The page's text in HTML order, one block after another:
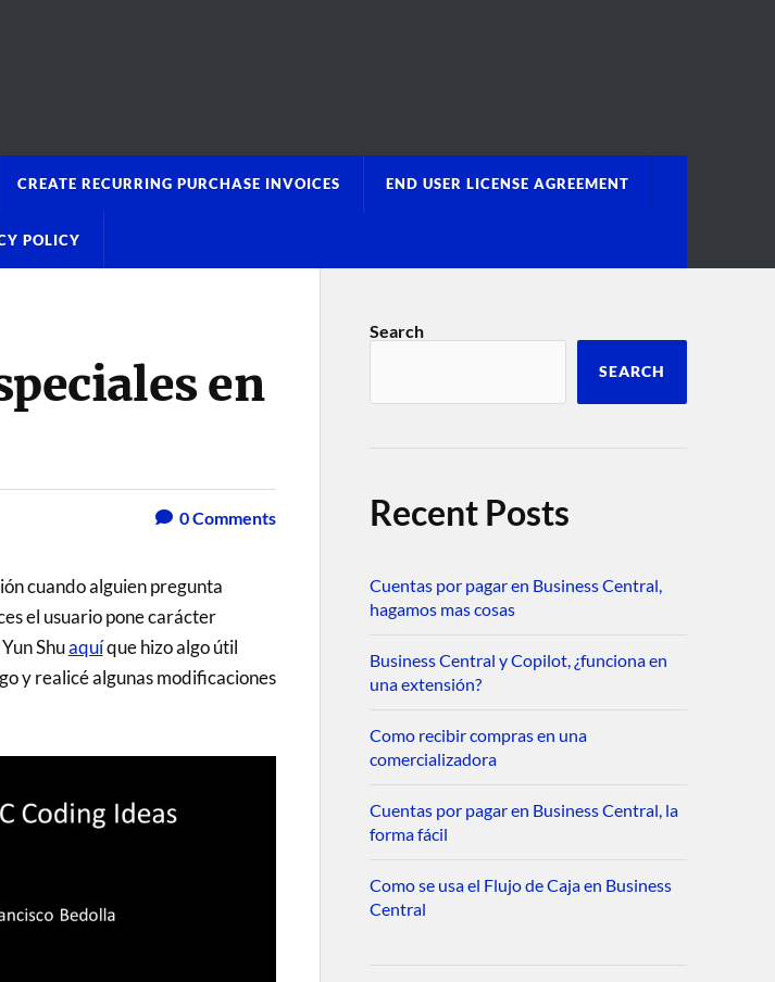
CREATE RECURRING PURCHASE INVOICES END USER LICENSE AGREEMENT
POLICY
en
0Comments
cuando alguien pregunta
el usuario pone carácter
Shuaquíque hizo algo útil
y realicé algunas modificaciones
Search
SEARCH
Recent Posts
Cuentas por pagar en Business Central,
hagamos mas cosas
Business Central y Copilot, ¿funciona en
una extensión?
Como recibir compras en una
comercializadora
Cuentas por pagar en Business Central, la
forma fácil
Como se usa el Flujo de Caja en Business
Central